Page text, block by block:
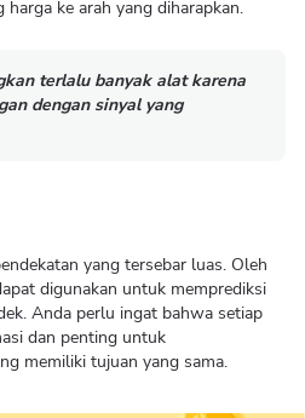
ke arah yang diharapkan.
terlalu banyak alat karena
dengan sinyal yang
yang tersebar luas. Oleh
digunakan untuk memprediksi
Anda perlu ingat bahwa setiap
dan penting untuk
memiliki tujuan yang sama.